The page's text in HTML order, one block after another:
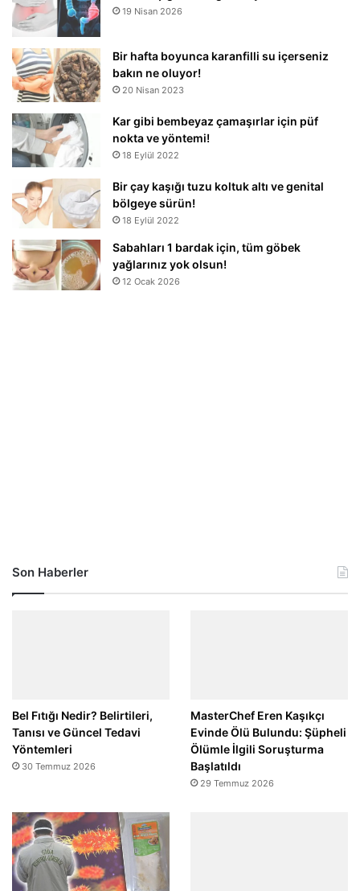
19 Nisan 2026
Bir hafta boyunca karanfilli su içerseniz
bakın ne oluyor!
20 Nisan 2023
Kar gibi bembeyaz çamaşırlar için püf
nokta ve yöntemi!
18 Eylül 2022
Bir çay kaşığı tuzu koltuk altı ve genital
bölgeye sürün!
18 Eylül 2022
Sabahları 1 bardak için, tüm göbek
yağlarınız yok olsun!
12 Ocak 2026
Son Haberler
Bel Fıtığı Nedir? Belirtileri,
Tanısı ve Güncel Tedavi
Yöntemleri
30 Temmuz 2026
MasterChef Eren Kaşıkçı
Evinde Ölü Bulundu: Şüpheli
Ölümle İlgili Soruşturma
Başlatıldı
29 Temmuz 2026